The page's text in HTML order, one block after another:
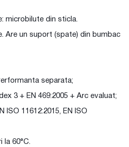
microbilute din sticla.
Are un suport (spate) din bumbac
separata;
3 + EN 469:2005 + Arc evaluat;
ISO 11612:2015, EN ISO
la 60°C.